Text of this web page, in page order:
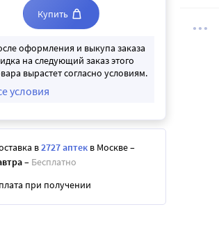
Купить
оформления и выкупа заказа
на следующий заказ этого
вырастет согласно условиям.
условия
в2727 аптек в Москве–
– Бесплатно
при получении